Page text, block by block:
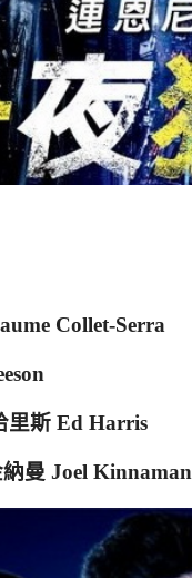
Collet-Serra
里斯Ed Harris
曼 Joel Kinnaman